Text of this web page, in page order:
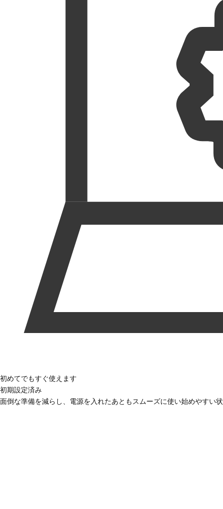
初めてでもすぐ使えます
初期設定済み
面倒な準備を減らし、電源を入れたあともスムーズに使い始めやすい